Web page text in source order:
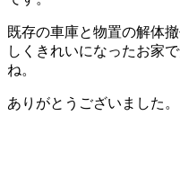
既存の車庫と物置の解体
しくきれいになったお家
ね。
ありがとうございました。